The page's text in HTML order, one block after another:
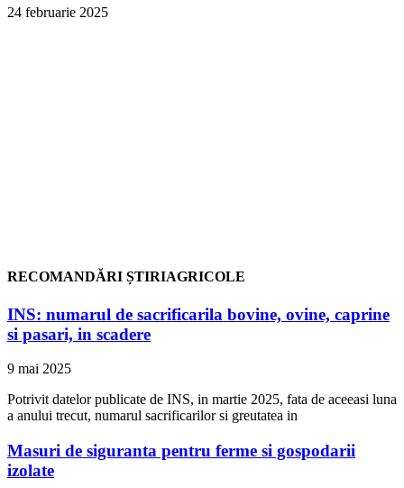
24 februarie 2025
RECOMANDĂRI ȘTIRIAGRICOLE
INS: numarul de sacrificarila bovine, ovine, caprine
si pasari, in scadere
9 mai 2025
Potrivit datelor publicate de INS, in martie 2025, fata de aceeasi luna
a anului trecut, numarul sacrificarilor si greutatea in
Masuri de siguranta pentru ferme si gospodarii
izolate